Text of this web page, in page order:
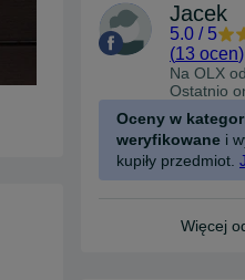
Jacek
5.0 / 5
(13 ocen)
Na OLX od
Ostatnio
Oceny w
weryfikowane i
kupiły przedmiot.
Więcej